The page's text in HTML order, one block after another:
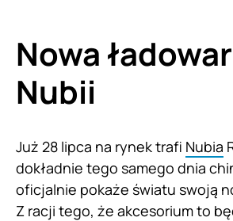
Nowa
Nubii
Już 28 lipca na rynek trafi Nubia
dokładnie tego samego dnia
oficjalnie pokaże światu swoją
Z racji tego, że akcesorium to